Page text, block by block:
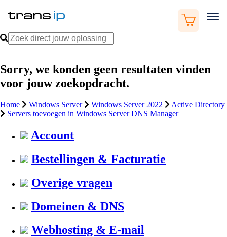
Sorry, we konden geen resultaten vinden
voor jouw zoekopdracht.
Home Windows Server Windows Server 2022
Active Directory
Servers toevoegen in Windows Server DNS Manager
Account
Bestellingen & Facturatie
Overige vragen
Domeinen & DNS
Webhosting & E-mail